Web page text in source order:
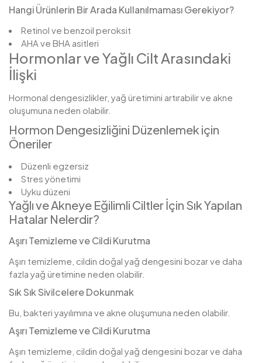
Hangi Ürünlerin Bir Arada Kullanılmaması Gerekiyor?
Retinol ve benzoil peroksit
AHA ve BHA asitleri
Hormonlar ve Yağlı Cilt Arasındaki
İlişki
Hormonal dengesizlikler, yağ üretimini artırabilir ve akne
oluşumuna neden olabilir.
Hormon Dengesizliğini Düzenlemek için
Öneriler
Düzenli egzersiz
Stres yönetimi
Uyku düzeni
Yağlı ve Akneye Eğilimli Ciltler İçin Sık Yapılan
Hatalar Nelerdir?
Aşırı Temizleme ve Cildi Kurutma
Aşırı temizleme, cildin doğal yağ dengesini bozar ve daha
fazla yağ üretimine neden olabilir.
Sık Sık Sivilcelere Dokunmak
Bu, bakteri yayılımına ve akne oluşumuna neden olabilir.
Aşırı Temizleme ve Cildi Kurutma
Aşırı temizleme, cildin doğal yağ dengesini bozar ve daha